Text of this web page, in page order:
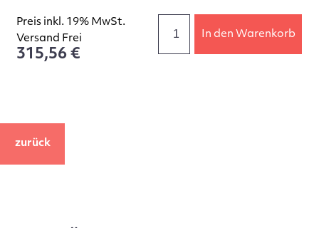
Preis inkl. 19% MwSt.
Versand Frei
315,56 €
In den Warenkorb
zurück